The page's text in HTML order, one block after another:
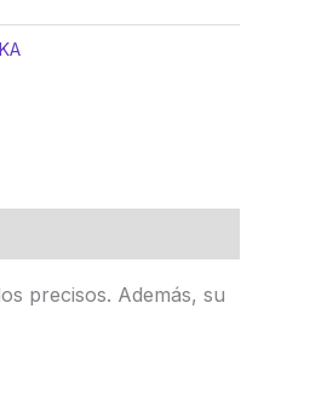
precisos. Además, su